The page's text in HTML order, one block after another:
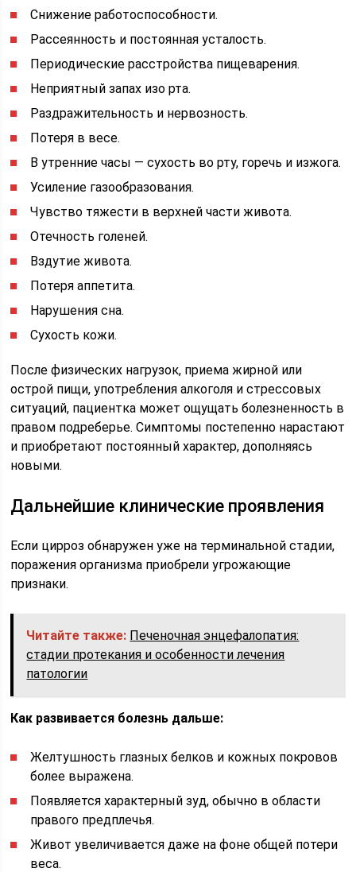
Снижение работоспособности.
Рассеянность и постоянная усталость.
Периодические расстройства пищеварения.
Неприятный запах изо рта.
Раздражительность и нервозность.
Потеря в весе.
В утренние часы — сухость во рту, горечь и изжога.
Усиление газообразования.
Чувство тяжести в верхней части живота.
Отечность голеней.
Вздутие живота.
Потеря аппетита.
Нарушения сна.
Сухость кожи.
После физических нагрузок, приема жирной или
острой пищи, употребления алкоголя и стрессовых
ситуаций, пациентка может ощущать болезненность в
правом подреберье. Симптомы постепенно нарастают
и приобретают постоянный характер, дополняясь
новыми.
Дальнейшие клинические проявления
Если цирроз обнаружен уже на терминальной стадии,
поражения организма приобрели угрожающие
признаки.
Читайте также: Печеночная энцефалопатия:
стадии протекания и особенности лечения
патологии
Как развивается болезнь дальше:
Желтушность глазных белков и кожных покровов
более выражена.
Появляется характерный зуд, обычно в области
правого предплечья.
Живот увеличивается даже на фоне общей потери
веса.